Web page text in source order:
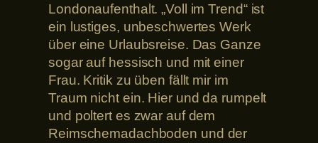
Londonaufenthalt. „Voll im Trend“ ist
ein lustiges, unbeschwertes Werk
über eine Urlaubsreise. Das Ganze
sogar auf hessisch und mit einer
Frau. Kritik zu üben fällt mir im
Traum nicht ein. Hier und da rumpelt
und poltert es zwar auf dem
Reimschemadachboden und der